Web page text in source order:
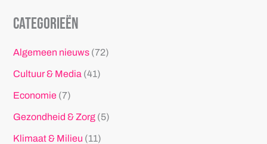
Categorieën
Algemeen nieuws(72)
Cultuur & Media (41)
Economie(7)
Gezondheid & Zorg(5)
Klimaat & Milieu (11)